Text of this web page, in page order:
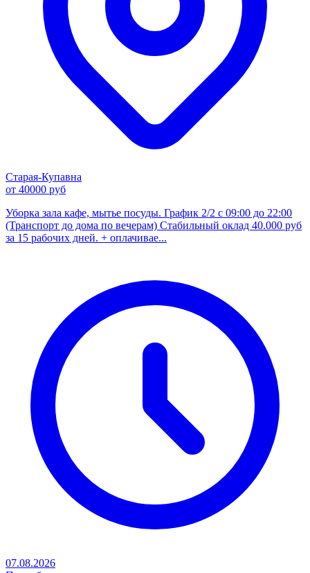
Старая-Купавна
от 40000 руб
Уборка зала кафе, мытье посуды. График 2/2 с 09:00 до 22:00
(Транспорт до дома по вечерам) Стабильный оклад 40.000 руб
за 15 рабочих дней. + оплачивае...
07.08.2026